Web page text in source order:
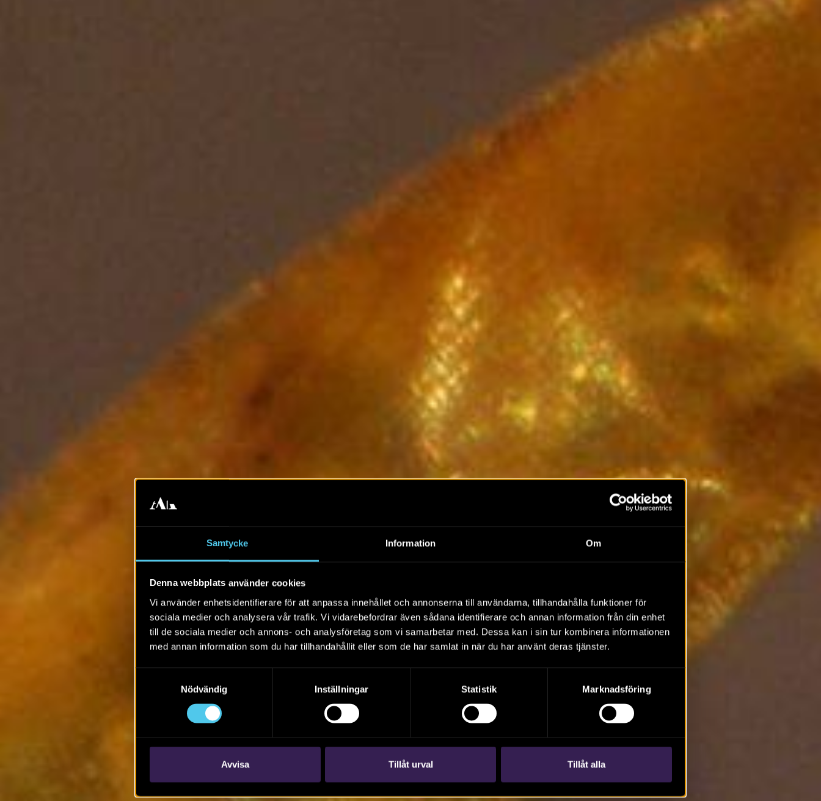
Samtycke Information Om
Denna webbplats använder cookies
Vi använder enhetsidentifierare för att anpassa innehållet och annonserna till användarna, tillhandahålla funktioner för
sociala medier och analysera vår trafik. Vi vidarebefordrar även sådana identifierare och annan information från din enhet
till de sociala medier och annons- och analysföretag som vi samarbetar med. Dessa kan i sin tur kombinera informationen
med annan information som du har tillhandahållit eller som de har samlat in när du har använt deras tjänster.
Nödvändig
Inställningar Statistik Marknadsföring
Avvisa Tillåt urval Tillåt alla